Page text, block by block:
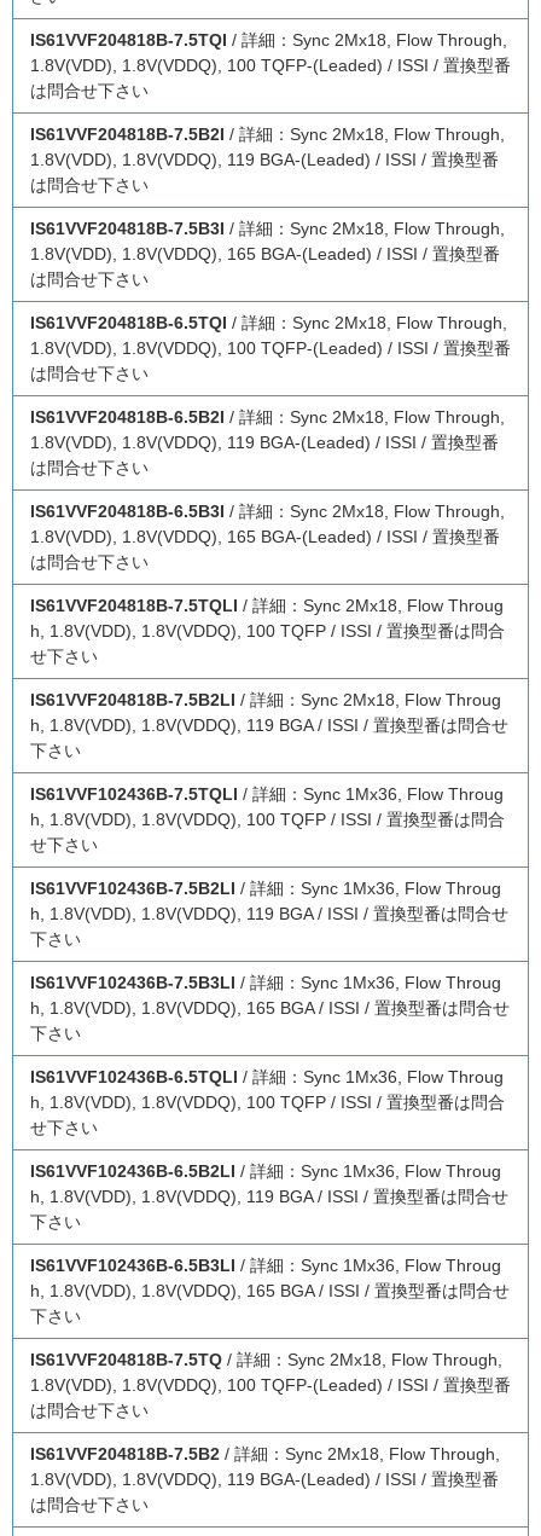
IS61VVF204818B-7.5TQI / 詳細：Sync 2Mx18, Flow Through,
1.8V(VDD), 1.8V(VDDQ), 100 TQFP-(Leaded) / ISSI / 置換型番
は問合せ下さい
IS61VVF204818B-7.5B2I / 詳細：Sync 2Mx18, Flow Through,
1.8V(VDD), 1.8V(VDDQ), 119 BGA-(Leaded) / ISSI / 置換型番
は問合せ下さい
IS61VVF204818B-7.5B3I / 詳細：Sync 2Mx18, Flow Through,
1.8V(VDD), 1.8V(VDDQ), 165 BGA-(Leaded) / ISSI / 置換型番
は問合せ下さい
IS61VVF204818B-6.5TQI / 詳細：Sync 2Mx18, Flow Through,
1.8V(VDD), 1.8V(VDDQ), 100 TQFP-(Leaded) / ISSI / 置換型番
は問合せ下さい
IS61VVF204818B-6.5B2I / 詳細：Sync 2Mx18, Flow Through,
1.8V(VDD), 1.8V(VDDQ), 119 BGA-(Leaded) / ISSI / 置換型番
は問合せ下さい
IS61VVF204818B-6.5B3I / 詳細：Sync 2Mx18, Flow Through,
1.8V(VDD), 1.8V(VDDQ), 165 BGA-(Leaded) / ISSI / 置換型番
は問合せ下さい
IS61VVF204818B-7.5TQLI / 詳細：Sync 2Mx18, Flow Throug
h, 1.8V(VDD), 1.8V(VDDQ), 100 TQFP / ISSI / 置換型番は問合
せ下さい
IS61VVF204818B-7.5B2LI / 詳細：Sync 2Mx18, Flow Throug
h, 1.8V(VDD), 1.8V(VDDQ), 119 BGA / ISSI / 置換型番は問合せ
下さい
IS61VVF102436B-7.5TQLI / 詳細：Sync 1Mx36, Flow Throug
h, 1.8V(VDD), 1.8V(VDDQ), 100 TQFP / ISSI / 置換型番は問合
せ下さい
IS61VVF102436B-7.5B2LI / 詳細：Sync 1Mx36, Flow Throug
h, 1.8V(VDD), 1.8V(VDDQ), 119 BGA / ISSI / 置換型番は問合せ
下さい
IS61VVF102436B-7.5B3LI / 詳細：Sync 1Mx36, Flow Throug
h, 1.8V(VDD), 1.8V(VDDQ), 165 BGA / ISSI / 置換型番は問合せ
下さい
IS61VVF102436B-6.5TQLI / 詳細：Sync 1Mx36, Flow Throug
h, 1.8V(VDD), 1.8V(VDDQ), 100 TQFP / ISSI / 置換型番は問合
せ下さい
IS61VVF102436B-6.5B2LI / 詳細：Sync 1Mx36, Flow Throug
h, 1.8V(VDD), 1.8V(VDDQ), 119 BGA / ISSI / 置換型番は問合せ
下さい
IS61VVF102436B-6.5B3LI / 詳細：Sync 1Mx36, Flow Throug
h, 1.8V(VDD), 1.8V(VDDQ), 165 BGA / ISSI / 置換型番は問合せ
下さい
IS61VVF204818B-7.5TQ / 詳細：Sync 2Mx18, Flow Through,
1.8V(VDD), 1.8V(VDDQ), 100 TQFP-(Leaded) / ISSI / 置換型番
は問合せ下さい
IS61VVF204818B-7.5B2 / 詳細：Sync 2Mx18, Flow Through,
1.8V(VDD), 1.8V(VDDQ), 119 BGA-(Leaded) / ISSI / 置換型番
は問合せ下さい